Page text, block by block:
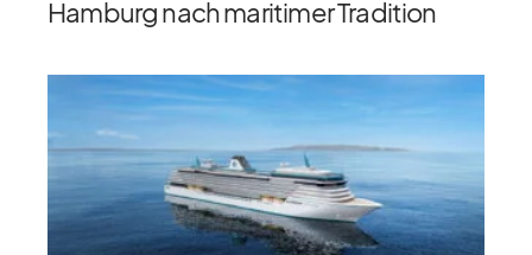
Hamburg nach maritimer Tradition